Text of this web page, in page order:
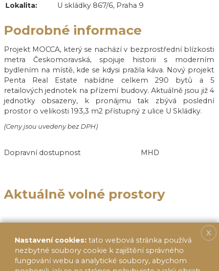
Lokalita:
U skládky 867/6, Praha 9
Podrobné informace
Projekt MOCCA, který se nachází v bezprostřední blízkosti
metra Českomoravská, spojuje historii s moderním
bydlením na místě, kde se kdysi pražila káva. Nový projekt
Penta Real Estate nabídne celkem 290 bytů a 5
retailových jednotek na přízemí budovy. Aktuálně jsou již 4
jednotky obsazeny, k pronájmu tak zbývá poslední
prostor o velikosti 193,3 m2 přístupný z ulice U Skládky.
(Ceny jsou uvedeny bez DPH)
Dopravní dostupnost MHD
Aktuálně volné prostory
X
Nastavení cookies: tato webová stránka používá
nezbytné soubory cookie k zajištění správného
fungování webu a analytické soubory, abychom